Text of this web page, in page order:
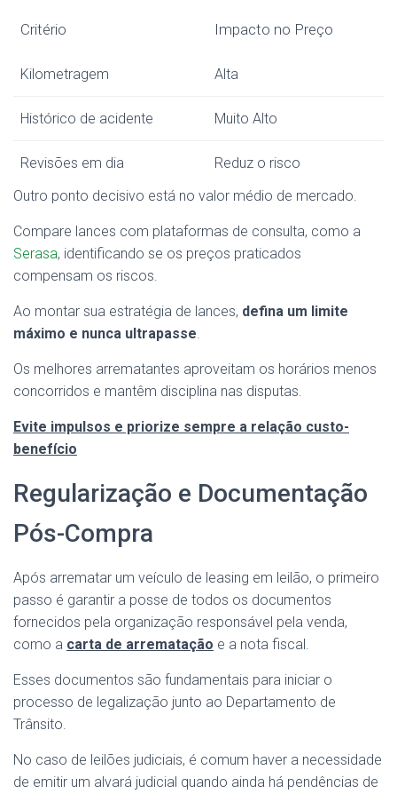
Critério Impacto no Preço
Kilometragem Alta
Histórico de acidente Muito Alto
Revisões em dia
Reduz o risco
Outro ponto decisivo está no valor médio de mercado.
Compare lances com plataformas de consulta, como a
Serasa, identificando se os preços praticados
compensam os riscos.
Ao montar sua estratégia de lances, defina um limite
máximo e nunca ultrapasse.
Os melhores arrematantes aproveitam os horários menos
concorridos e mantêm disciplina nas disputas.
Evite impulsos e priorize sempre a relação custo-
benefício
Regularização e Documentação
Pós-Compra
Após arrematar um veículo de leasing em leilão, o primeiro
passo é garantir a posse de todos os documentos
fornecidos pela organização responsável pela venda,
como a carta de arrematação e a nota fiscal.
Esses documentos são fundamentais para iniciar o
processo de legalização junto ao Departamento de
Trânsito.
No caso de leilões judiciais, é comum haver a necessidade
de emitir um alvará judicial quando ainda há pendências de